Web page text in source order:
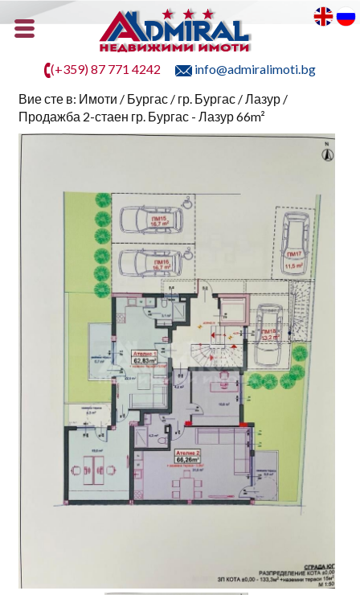
(+359) 87 771 4242
info@admiralimoti.bg
Вие сте в: Имоти / Бургас/ гр. Бургас/Лазур/
Продажба 2-стаен гр. Бургас - Лазур 66m²